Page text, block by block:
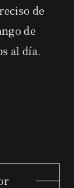
de
de
al día.